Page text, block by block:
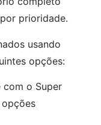
prioridade.
usando
opções:
com o Super